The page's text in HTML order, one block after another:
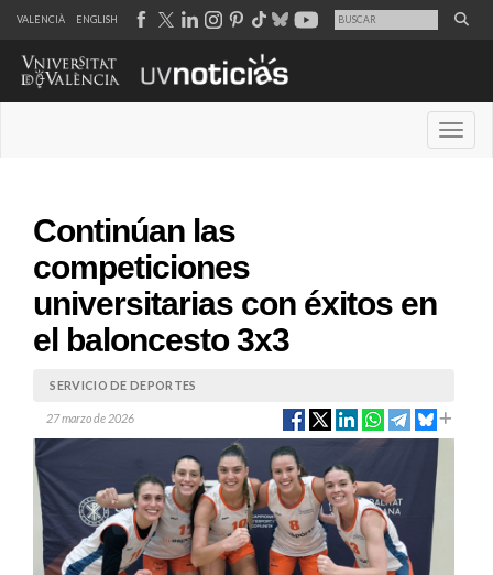
VALENCIÀ ENGLISH
Continúan las
competiciones
universitarias con éxitos en
el baloncesto 3x3
SERVICIO DE DEPORTES
27 marzo de 2026